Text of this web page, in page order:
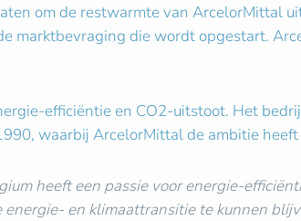
om de restwarmte van ArcelorMittal
marktbevraging die wordt opgestart.
efficiëntie en CO2-uitstoot. Het
waarbij ArcelorMittal de ambitie
heeft een passie voor energie-
en klimaattransitie te kunnen